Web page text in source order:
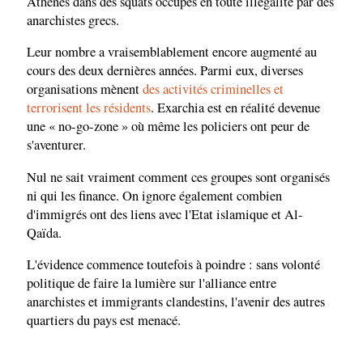
anarchistes grecs.
Leur nombre a vraisemblablement encore augmenté au
cours des deux dernières années. Parmi eux, diverses
organisations mènentdes activités criminelles et
terrorisent les résidents. Exarchia est en réalité devenue
une « no-go-zone » où même les policiers ont peur de
s'aventurer.
Nul ne sait vraiment comment ces groupes sont organisés
ni qui les finance. On ignore également combien
d'immigrés ont des liens avec l'Etat islamique et Al-
Qaïda.
L'évidence commence toutefois à poindre : sans volonté
politique de faire la lumière sur l'alliance entre
anarchistes et immigrants clandestins, l'avenir des autres
quartiers du pays est menacé.